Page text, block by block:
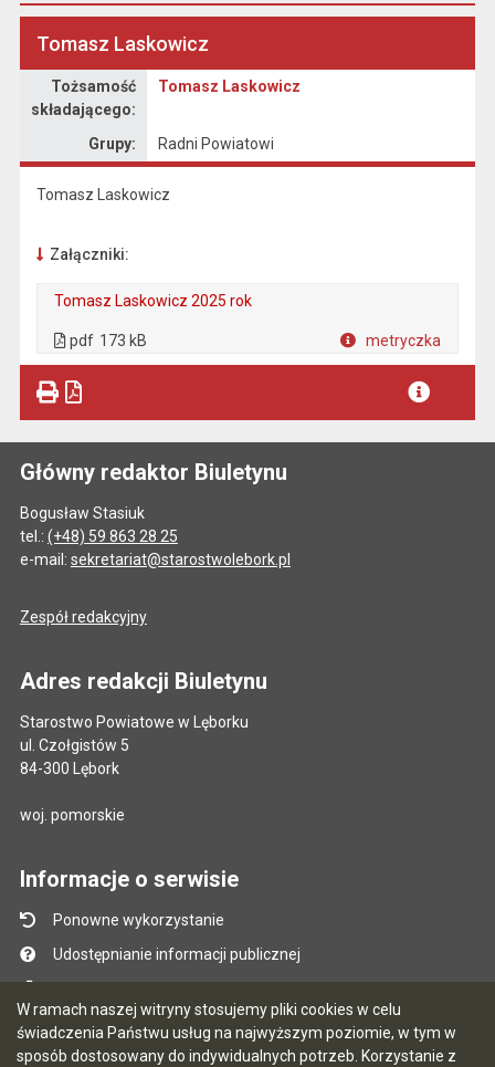
W ramach naszej witryny stosujemy pliki cookies w celu
świadczenia Państwu usług na najwyższym poziomie, w tym w
sposób dostosowany do indywidualnych potrzeb. Korzystanie z
Tomasz Laskowicz
Tożsamość
składającego:
Tomasz Laskowicz
Grupy: Radni Powiatowi
Tomasz Laskowicz
Załączniki:
Tomasz Laskowicz 2025 rok
pdf 173 kB metryczka
Główny redaktor Biuletynu
Bogusław Stasiuk
tel.: (+48) 59 863 28 25
e-mail: sekretariat@starostwolebork.pl
Zespół redakcyjny
Adres redakcji Biuletynu
Starostwo Powiatowe w Lęborku
ul. Czołgistów 5
84-300 Lębork
woj. pomorskie
Informacje o serwisie
Ponowne wykorzystanie
Udostępnianie informacji publicznej
Instrukcja obsługi
Statystyki oglądalności